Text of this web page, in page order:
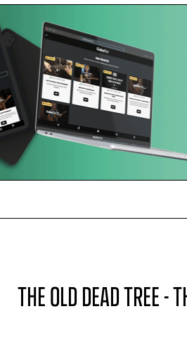
THE OLD DEAD TREE -